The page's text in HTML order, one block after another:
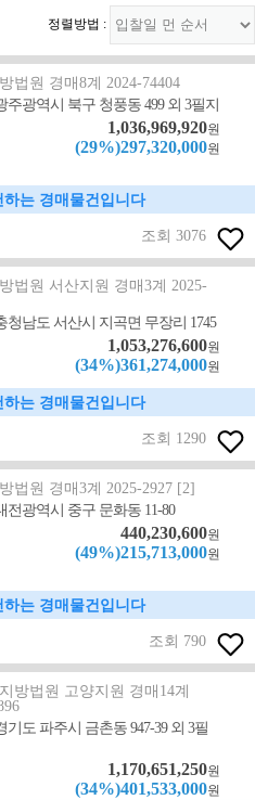
정렬방법 :
법원 경매8계 2024-74404
주광역시 북구 청풍동 499 외 3필지
1,036,969,920원
(29%)297,320,000원
는 경매물건입니다
조회 3076
법원 서산지원 경매3계 2025-
청남도 서산시 지곡면 무장리 1745
1,053,276,600원
(34%)361,274,000원
는 경매물건입니다
조회 1290
법원 경매3계 2025-2927 [2]
전광역시 중구 문화동 11-80
440,230,600원
(49%)215,713,000원
는 경매물건입니다
조회 790
방법원 고양지원 경매14계
기도 파주시 금촌동 947-39 외 3필
1,170,651,250원
(34%)401,533,000원